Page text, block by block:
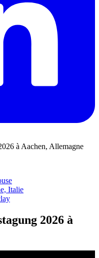
à Aachen, Allemagne
Italie
2026 à